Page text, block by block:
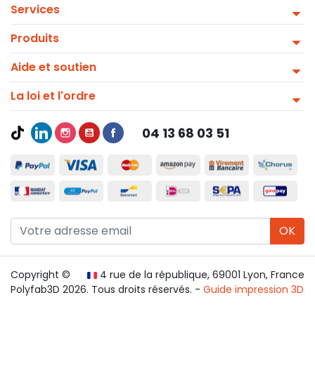
Services
Produits
Aide et soutien
La loi et l'ordre
04 13 68 03 51
OK
4 rue de la république, 69001 Lyon, France
Copyright ©
Polyfab3D 2026. Tous droits réservés. - Guide impression 3D